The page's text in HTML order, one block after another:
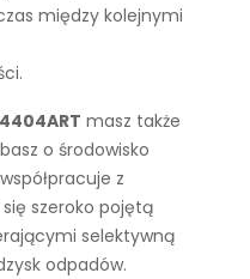
między kolejnymi
masz także
o środowisko
z
szeroko pojętą
selektywną
odpadów.